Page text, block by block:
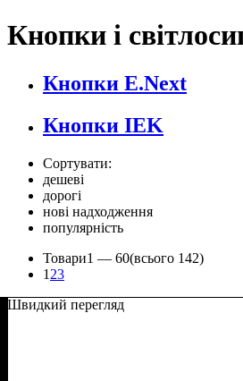
Кнопки і
Кнопки E.Next
Кнопки IEK
Сортувати:
дешеві
дорогі
нові надходження
популярність
Товари1 — 60(всього 142)
1 23
Швидкий перегляд